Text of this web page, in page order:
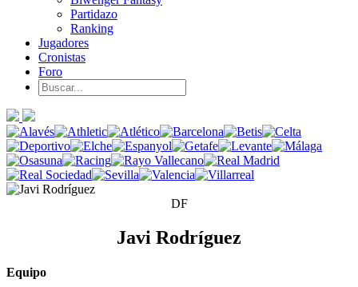
Partidazo
Ranking
Jugadores
Cronistas
Foro
DF
Javi Rodríguez
Equipo